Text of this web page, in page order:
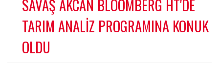
SAVAŞ AKCAN BLOOMBERG HT'DE
TARIM ANALİZ PROGRAMINA KONUK
OLDU